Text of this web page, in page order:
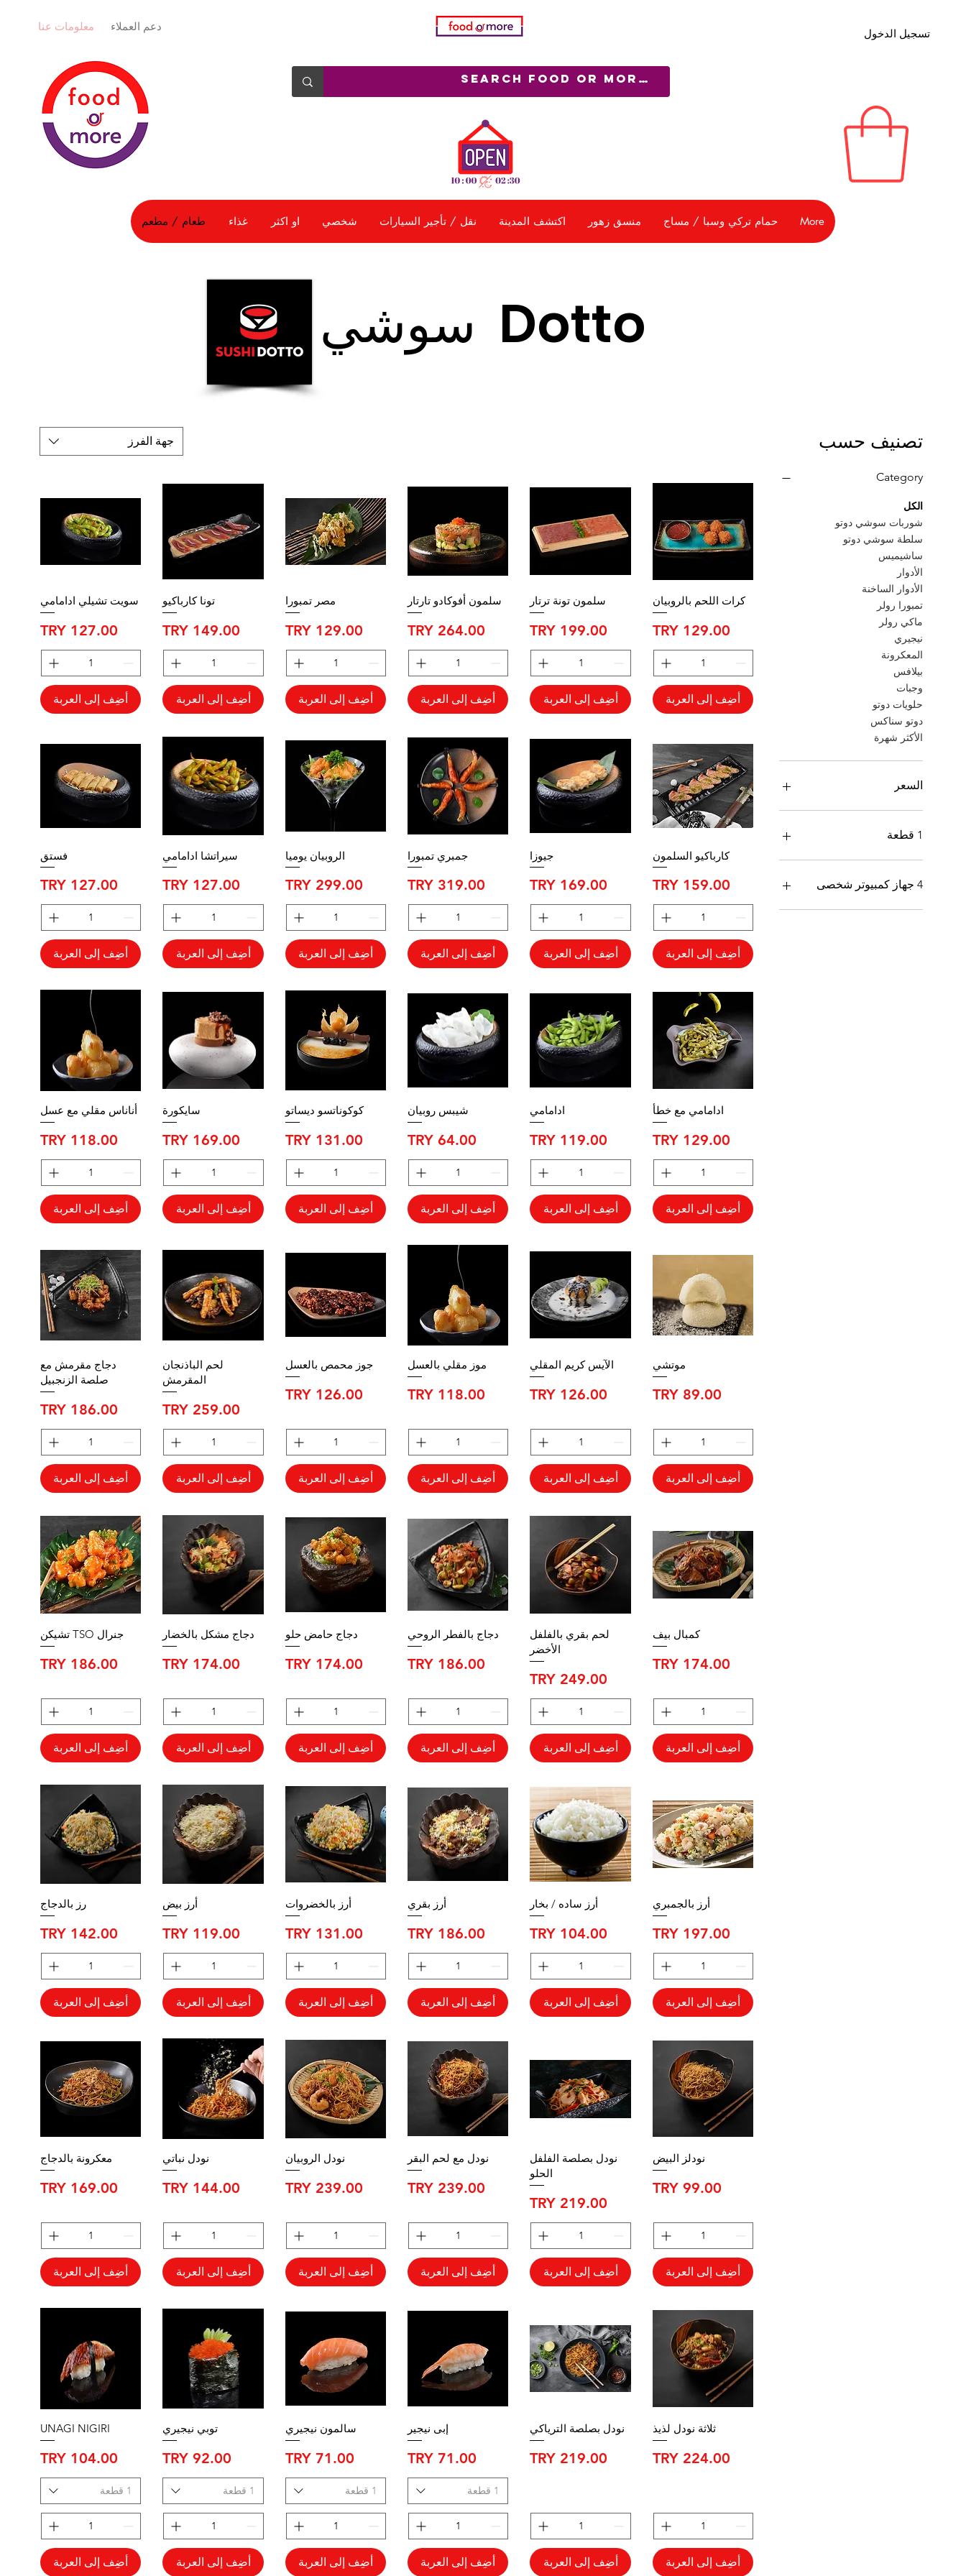
معلومات عنا دعم العملاء تسجيل الدخول
طعام / مطعم غذاء او اكثر شخصي نقل / تأجير السيارات اكتشف المدينة منسق زهور حمام تركي وسبا / مساج More
سوشي Dotto
تصنيف حسب
Category
الكل
شوربات سوشي دوتو
سلطة سوشي دوتو
ساشيميس
الأدوار
الأدوار الساخنة
تمبورا رولر
ماكي رولر
نيجيري
المعكرونة
بيلافس
وجبات
حلويات دوتو
دوتو سناكس
الأكثر شهرة
السعر
1 قطعة
4 جهاز كمبيوتر شخصى
8 قطع
4 جهاز كمبيوتر شخصى
4 جهاز كمبيوتر شخصى
جهة الفرز
كرات اللحم بالروبيان
السعر
أضِف إلى العربة
سلمون تونة ترتار
السعر
أضِف إلى العربة
سلمون أفوكادو تارتار
السعر
أضِف إلى العربة
مصر تمبورا
السعر
أضِف إلى العربة
تونا كارباكيو
السعر
أضِف إلى العربة
سويت تشيلي ادامامي
السعر
أضِف إلى العربة
كارباكيو السلمون
السعر
أضِف إلى العربة
جيوزا
السعر
أضِف إلى العربة
جمبري تمبورا
السعر
أضِف إلى العربة
الروبيان يوميا
السعر
أضِف إلى العربة
سيراتشا ادامامي
السعر
أضِف إلى العربة
فستق
السعر
أضِف إلى العربة
ادامامي مع خطأ
السعر
أضِف إلى العربة
ادامامي
السعر
أضِف إلى العربة
شيبس روبيان
السعر
أضِف إلى العربة
كوكوناتسو ديساتو
السعر
أضِف إلى العربة
سايكورة
السعر
أضِف إلى العربة
أناناس مقلي مع عسل
السعر
أضِف إلى العربة
موتشي
السعر
أضِف إلى العربة
الآيس كريم المقلي
السعر
أضِف إلى العربة
موز مقلي بالعسل
السعر
أضِف إلى العربة
جوز محمص بالعسل
السعر
أضِف إلى العربة
لحم الباذنجان
المقرمش
السعر
أضِف إلى العربة
دجاج مقرمش مع
صلصة الزنجبيل
السعر
أضِف إلى العربة
كمبال بيف
السعر
أضِف إلى العربة
لحم بقري بالفلفل
الأخضر
السعر
أضِف إلى العربة
دجاج بالفطر الروحي
السعر
أضِف إلى العربة
دجاج حامض حلو
السعر
أضِف إلى العربة
دجاج مشكل بالخضار
السعر
أضِف إلى العربة
جنرال TSO تشيكن
السعر
أضِف إلى العربة
أرز بالجمبري
السعر
أضِف إلى العربة
أرز ساده / بخار
السعر
أضِف إلى العربة
أرز بقري
السعر
أضِف إلى العربة
أرز بالخضروات
السعر
أضِف إلى العربة
أرز بيض
السعر
أضِف إلى العربة
رز بالدجاج
السعر
أضِف إلى العربة
نودلز البيض
السعر
أضِف إلى العربة
نودل بصلصة الفلفل
الحلو
السعر
أضِف إلى العربة
نودل مع لحم البقر
السعر
أضِف إلى العربة
نودل الروبيان
السعر
أضِف إلى العربة
نودل نباتي
السعر
أضِف إلى العربة
معكرونة بالدجاج
السعر
أضِف إلى العربة
ثلاثة نودل لذيذ
السعر
أضِف إلى العربة
نودل بصلصة الترياكي
السعر
أضِف إلى العربة
إبى نيجير
السعر
1 قطعة
أضِف إلى العربة
سالمون نيجيري
السعر
1 قطعة
أضِف إلى العربة
توبي نيجيري
السعر
1 قطعة
أضِف إلى العربة
UNAGI NIGIRI
السعر
1 قطعة
أضِف إلى العربة